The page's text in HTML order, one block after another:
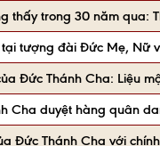
thấy trong 30 năm qua:
tại tượng đài Đức Mẹ, Nữ
Đức Thánh Cha: Liệu
Cha duyệt hàng quân
Đức Thánh Cha với